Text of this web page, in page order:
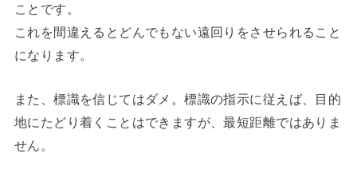
ことです。
これを間違えるとどんでもない遠回りをさせられること
になります。
また、標識を信じてはダメ。標識の指示に従えば、目的
地にたどり着くことはできますが、最短距離ではありま
せん。